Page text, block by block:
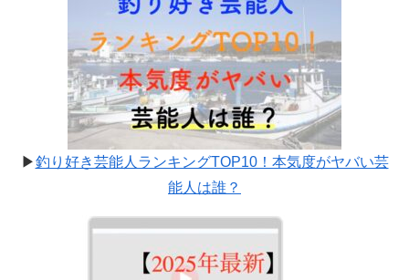
▶釣り好き芸能人ランキングTOP10！本気度がヤバい芸
能人は誰？